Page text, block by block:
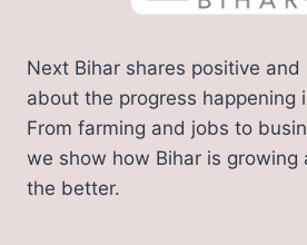
Next Bihar shares positive and
about the progress happening
From farming and jobs to
we show how Bihar is growing
the better.